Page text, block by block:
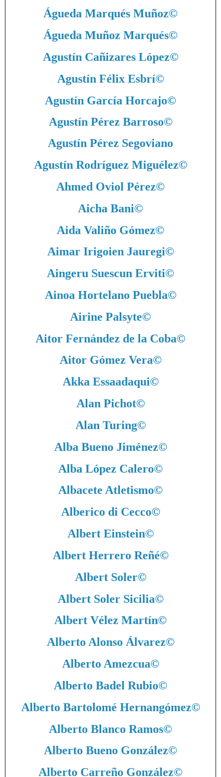
Águeda Marqués Muñoz©
Águeda Muñoz Marqués©
Agustín Cañizares López©
Agustín Félix Esbrí©
Agustín García Horcajo©
Agustín Pérez Barroso©
Agustín Pérez Segoviano
Agustín Rodríguez Miguélez©
Ahmed Oviol Pérez©
Aicha Bani©
Aida Valiño Gómez©
Aimar Irigoien Jauregi©
Aingeru Suescun Erviti©
Ainoa Hortelano Puebla©
Airine Palsyte©
Aitor Fernández de la Coba©
Aitor Gómez Vera©
Akka Essaadaqui©
Alan Pichot©
Alan Turing©
Alba Bueno Jiménez©
Alba López Calero©
Albacete Atletismo©
Alberico di Cecco©
Albert Einstein©
Albert Herrero Reñé©
Albert Soler©
Albert Soler Sicilia©
Albert Vélez Martín©
Alberto Alonso Álvarez©
Alberto Amezcua©
Alberto Badel Rubio©
Alberto Bartolomé Hernangómez©
Alberto Blanco Ramos©
Alberto Bueno González©
Alberto Carreño González©